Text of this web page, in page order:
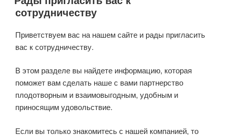
сотрудничеству
Приветствуем вас на нашем сайте и рады пригласить
вас к сотрудничеству.
В этом разделе вы найдете информацию, которая
поможет вам сделать наше с вами партнерство
плодотворным и взаимовыгодным, удобным и
приносящим удовольствие.
Если вы только знакомитесь с нашей компанией, то